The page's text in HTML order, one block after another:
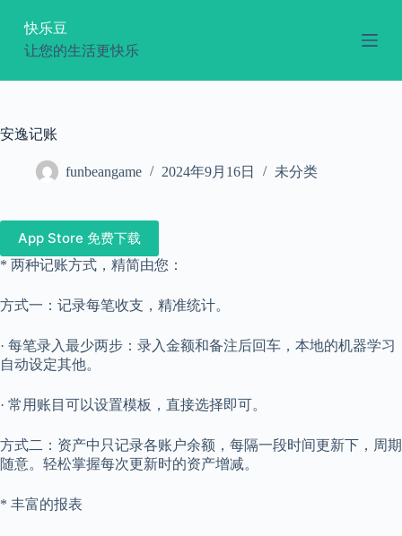
过
内
快乐豆
让您的生活更快乐
安逸记账
funbeangame 2024年9月16日 未分类
App Store 免费下载
* 两种记账方式，精简由您：
方式一：记录每笔收支，精准统计。
· 每笔录入最少两步：录入金额和备注后回车，本地的机器学习
自动设定其他。
· 常用账目可以设置模板，直接选择即可。
方式二：资产中只记录各账户余额，每隔一段时间更新下，周期
随意。轻松掌握每次更新时的资产增减。
* 丰富的报表